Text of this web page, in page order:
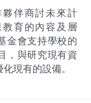
伴商討未來計
育的內容及層
金會支持學校的
，與研究現有資
現有的設備。